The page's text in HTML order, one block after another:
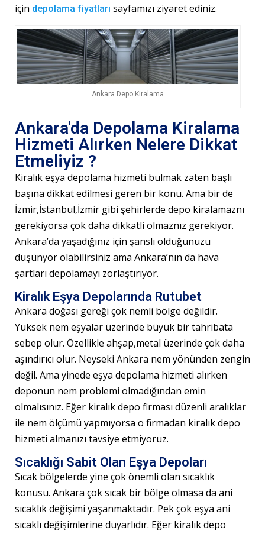
için depolama fiyatları sayfamızı ziyaret ediniz.
Ankara Depo Kiralama
Ankara'da Depolama Kiralama
Hizmeti Alırken Nelere Dikkat
Etmeliyiz ?
Kiralık eşya depolama hizmeti bulmak zaten başlı
başına dikkat edilmesi geren bir konu. Ama bir de
İzmir,İstanbul,İzmir gibi şehirlerde depo kiralamaznı
gerekiyorsa çok daha dikkatli olmaznız gerekiyor.
Ankara’da yaşadığınız için şanslı olduğunuzu
düşünyor olabilirsiniz ama Ankara’nın da hava
şartları depolamayı zorlaştırıyor.
Kiralık Eşya Depolarında Rutubet
Ankara doğası gereği çok nemli bölge değildir.
Yüksek nem eşyalar üzerinde büyük bir tahribata
sebep olur. Özellikle ahşap,metal üzerinde çok daha
aşındırıcı olur. Neyseki Ankara nem yönünden zengin
değil. Ama yinede eşya depolama hizmeti alırken
deponun nem problemi olmadığından emin
olmalısınız. Eğer kiralık depo firması düzenli aralıklar
ile nem ölçümü yapmıyorsa o firmadan kiralık depo
hizmeti almanızı tavsiye etmiyoruz.
Sıcaklığı Sabit Olan Eşya Depoları
Sıcak bölgelerde yine çok önemli olan sıcaklık
konusu. Ankara çok sıcak bir bölge olmasa da ani
sıcaklık değişimi yaşanmaktadır. Pek çok eşya ani
sıcaklı değişimlerine duyarlıdır. Eğer kiralık depo